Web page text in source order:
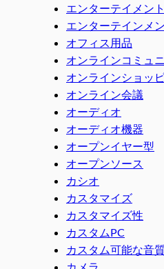
エンターテイメント
エンターテインメ
オフィス用品
オンラインコミュ
オンラインショッ
オンライン会議
オーディオ
オーディオ機器
オープンイヤー型
オープンソース
カシオ
カスタマイズ
カスタマイズ性
カスタムPC
カスタム可能な音
カメラ